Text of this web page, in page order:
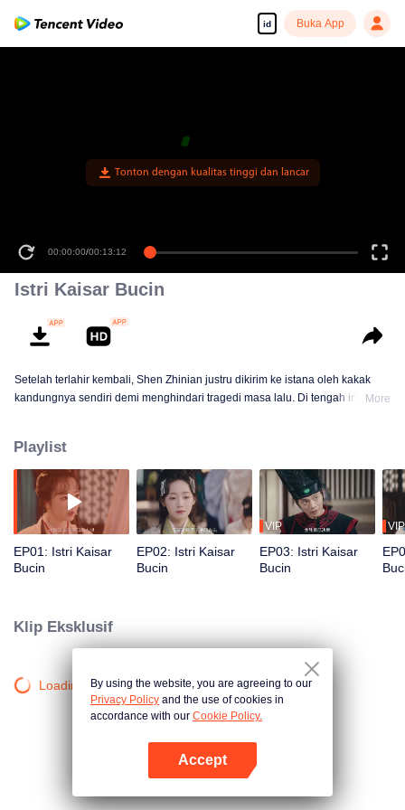
id Buka App
Tonton dengan kualitas tinggi dan lancar
00:00:00/00:13:12
Istri Kaisar Bucin
Setelah terlahir kembali, Shen Zhinian justru dikirim ke istana oleh kakak
kandungnya sendiri demi menghindari tragedi masa lalu. Di tengah intrik
menarik perhatian Kaisar Nangong Xuanyu. Dari hubungan penuh
kecurigaan berubah menjadi cinta, keduanya pun bekerja sama
menghadapi konspirasi besar yang mengancam kerajaan.
More
Playlist
EP01: Istri Kaisar
Bucin
EP02: Istri Kaisar
Bucin
VIP
EP03: Istri Kaisar
Bucin
VIP
Klip Eksklusif
Loading…By using the website, you are agreeing to our
Privacy Policy and the use of cookies in
accordance with our Cookie Policy.
Accept